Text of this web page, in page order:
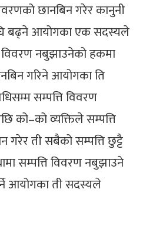
छानबिन गरेर कानुनी
बढ्ने आयोगका एक सदस्यले
विवरण नबुझाउनेको हकमा
गरिने आयोगका ति
सम्पत्ति विवरण
को–को व्यक्तिले सम्पत्ति
ती सबैको सम्पत्ति छुट्टै
सम्पत्ति विवरण नबुझाउने
आयोगका ती सदस्यले